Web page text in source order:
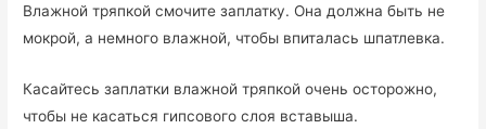
Влажной тряпкой смочите заплатку. Она должна быть не
мокрой, а немного влажной, чтобы впиталась шпатлевка.
Касайтесь заплатки влажной тряпкой очень осторожно,
чтобы не касаться гипсового слоя вставыша.